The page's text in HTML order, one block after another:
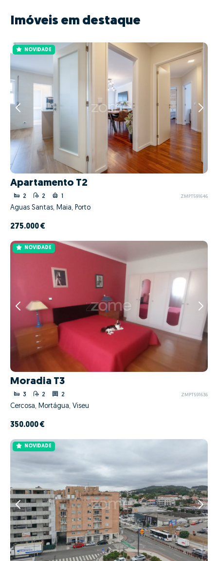
Imóveis em destaque
NOVIDADE
Apartamento T2
2 2 1 ZMPT591646
Águas Santas, Maia, Porto
275.000 €
NOVIDADE
Moradia T3
3 2 2 ZMPT591636
Cercosa, Mortágua, Viseu
350.000 €
NOVIDADE